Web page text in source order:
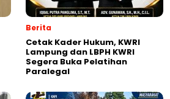
Berita
Cetak Kader Hukum, KWRI
Lampung dan LBPH KWRI
Segera Buka Pelatihan
Paralegal